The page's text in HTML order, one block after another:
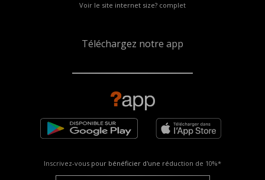
Voir le site internet size? complet
Téléchargez notre app
Inscrivez-vous pour bénéficier d'une réduction de 10%*